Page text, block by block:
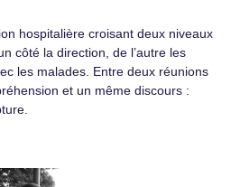
hospitalière croisant deux niveaux
côté la direction, de l’autre les
les malades. Entre deux réunions
et un même discours :